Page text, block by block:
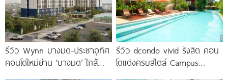
รีวิว Wynn บางมด-ประชาอุทิศ
คอนโดใหม่ย่าน ‘บางมด’ ใกล้
รีวิว dcondo vivid รังสิต คอน
โดแต่งครบสไตล์ Campus